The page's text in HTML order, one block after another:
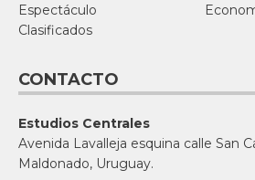
Espectáculo
Clasificados
CONTACTO
Estudios Centrales
Avenida Lavalleja esquina calle San
Maldonado, Uruguay.